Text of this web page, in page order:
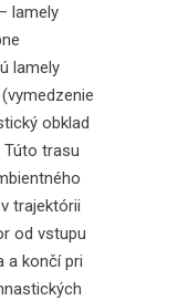
lamely
lamely
obklad
Túto trasu
trajektórii
od vstupu
a končí pri